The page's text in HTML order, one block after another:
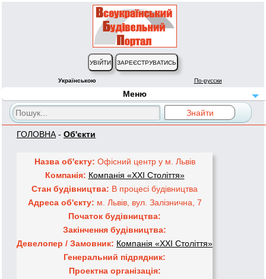
Українською По-русски
Меню
ГОЛОВНА - Об'єкти
Назва об'єкту: Офісний центр у м. Львів
Компанія: Компанія «XXI Століття»
Стан будівництва: В процесі будівництва
Адреса об'єкту: м. Львів, вул. Залізнична, 7
Початок будівництва:
Закінчення будівництва:
Девелопер / Замовник: Компанія «XXI Століття»
Генеральний підрядник:
Проектна організація: